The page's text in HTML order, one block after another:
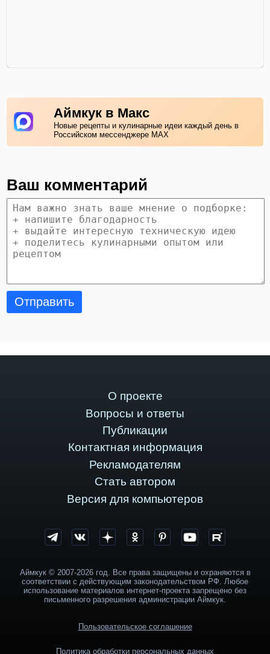
Аймкук в Макс
Новые рецепты и кулинарные идеи каждый день в
Российском мессенджере MAX
Ваш комментарий
Отправить
О проекте
Вопросы и ответы
Публикации
Контактная информация
Рекламодателям
Стать автором
Версия для компьютеров
Аймкук © 2007-2026 год. Все права защищены и охраняются в
соответствии с действующим законодательством РФ. Любое
использование материалов интернет-проекта запрещено без
письменного разрешения администрации Аймкук.
Пользовательское соглашение
Политика обработки персональных данных